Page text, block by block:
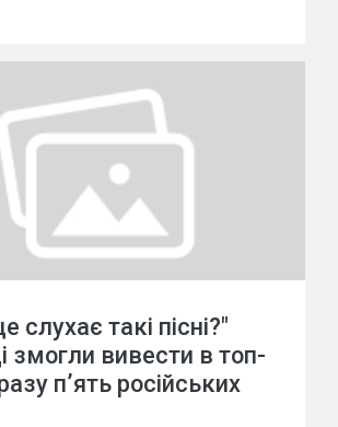
слухає такі пісні?"
змогли вивести в топ-
п’ять російських